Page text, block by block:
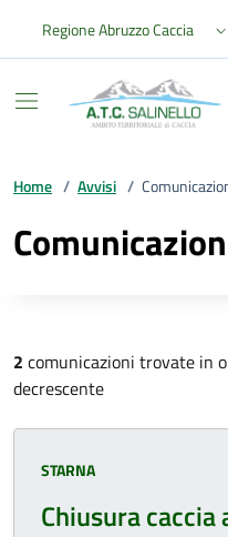
Regione Abruzzo Caccia
ATC
Home / Avvisi /
2 comunicazioni trovate in
decrescente
Categoria:
STARNA
Chiusura